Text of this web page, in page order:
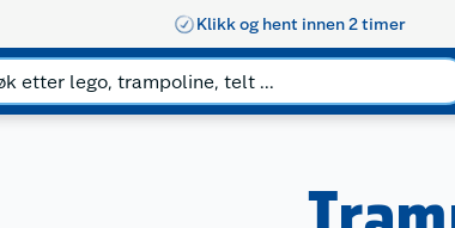
Klikk og hent innen 2 timer